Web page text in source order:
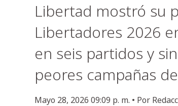
Libertad mostró su
Libertadores 2026
en seis partidos y
peores campañas
Mayo 28, 2026 09:09 p. m. • Por